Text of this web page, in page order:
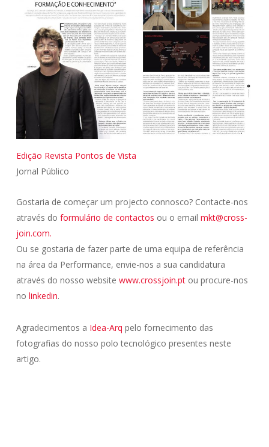
Edição Revista Pontos de Vista
Jornal Público
Gostaria de começar um projecto connosco? Contacte-nos
através do formulário de contactos ou o email mkt@cross-
join.com.
Ou se gostaria de fazer parte de uma equipa de referência
na área da Performance, envie-nos a sua candidatura
através do nosso website www.crossjoin.ptou procure-nos
no linkedin.
Agradecimentos a Idea-Arq pelo fornecimento das
fotografias do nosso polo tecnológico presentes neste
artigo.